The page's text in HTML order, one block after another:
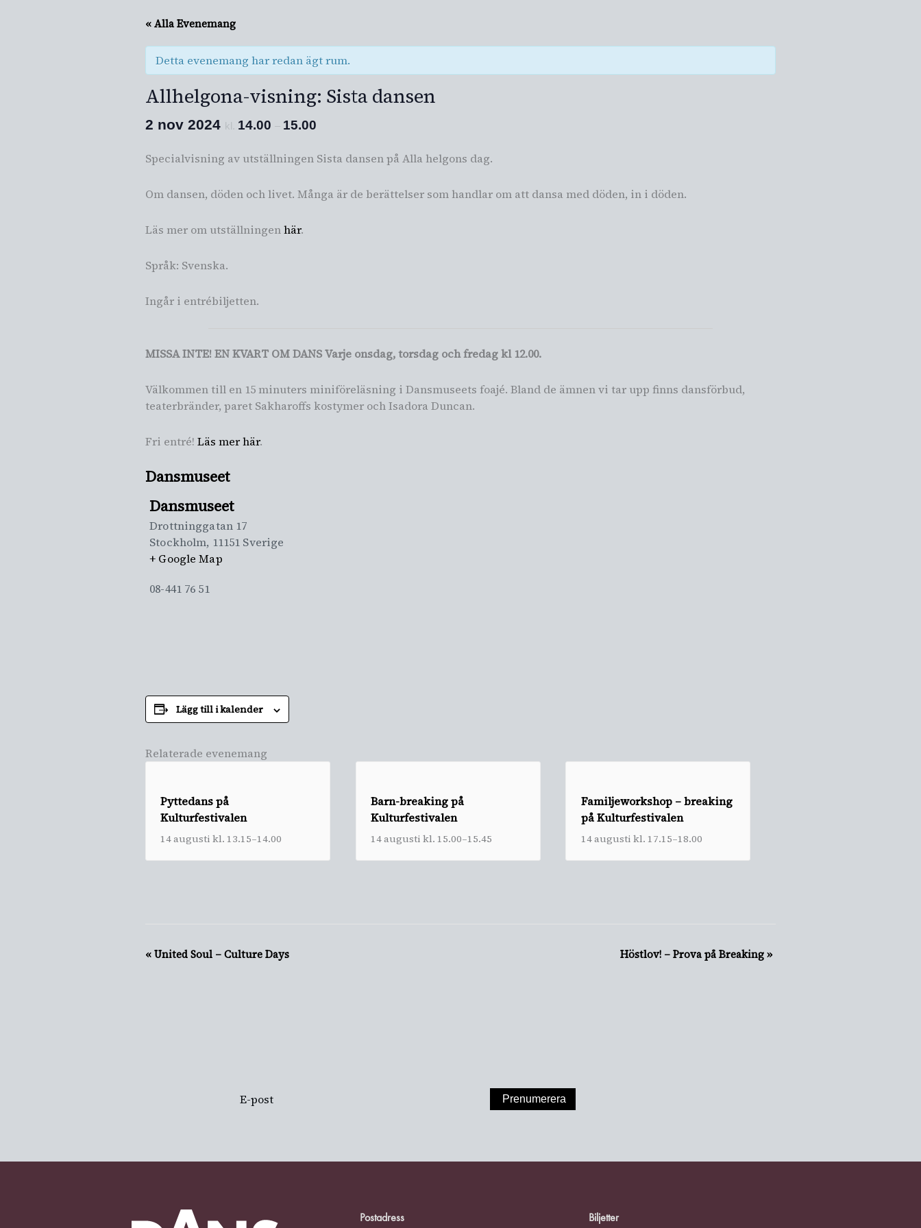
« Alla Evenemang
Detta evenemang har redan ägt rum.
Allhelgona-visning: Sista dansen
2 nov 2024 kl. 14.00 – 15.00
Specialvisning av utställningen Sista dansen på Alla helgons dag.
Om dansen, döden och livet. Många är de berättelser som handlar om att dansa med döden, in i döden.
Läs mer om utställningenhär.
Språk: Svenska.
Ingår i entrébiljetten.
MISSA INTE! EN KVART OM DANS Varje onsdag, torsdag och fredag kl 12.00.
Välkommen till en 15 minuters miniföreläsning i Dansmuseets foajé. Bland de ämnen vi tar upp finns dansförbud,
teaterbränder, paret Sakharoffs kostymer och Isadora Duncan.
Fri entré! Läs mer här.
Dansmuseet
Dansmuseet
Drottninggatan 17
Stockholm, 11151 Sverige
+ Google Map
08-441 76 51
Lägg till i kalender
Relaterade evenemang
Pyttedans på
Kulturfestivalen
14 augusti kl. 13.15–14.00
Barn-breaking på
Kulturfestivalen
14 augusti kl. 15.00–15.45
Familjeworkshop – breaking
på Kulturfestivalen
14 augusti kl. 17.15–18.00
Evenemang-
«United Soul – Culture Days Höstlov! – Prova på Breaking»
Prenumerera
Postadress Biljetter